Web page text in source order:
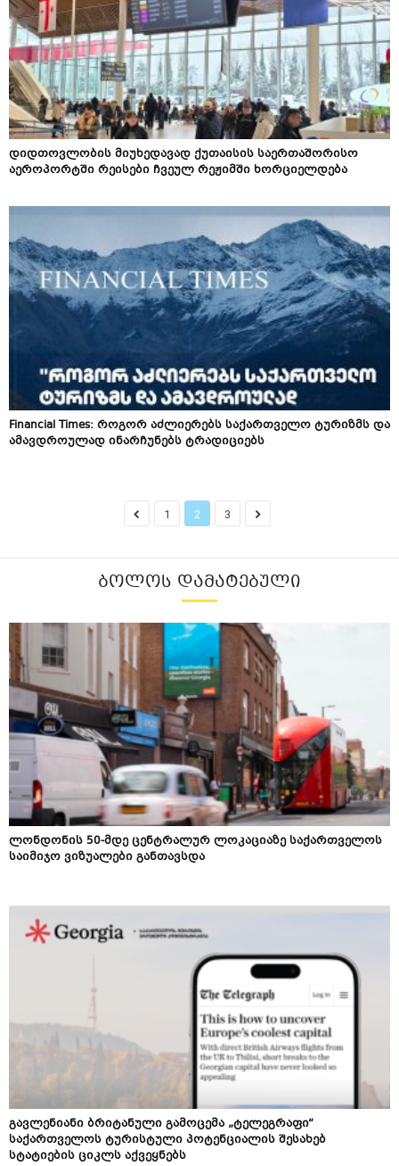
დიდთოვლობის მიუხედავად ქუთაისის საერთაშორისო
აეროპორტში რეისები ჩვეულ რეჟიმში ხორციელდება
Financial Times: როგორ აძლიერებს საქართველო ტურიზმს და
ამავდროულად ინარჩუნებს ტრადიციებს
1 2 3
ᲑᲝᲚᲝᲡ ᲓᲐᲛᲐᲢᲔᲑᲣᲚᲘ
ლონდონის 50-მდე ცენტრალურ ლოკაციაზე საქართველოს
საიმიჯო ვიზუალები განთავსდა
გავლენიანი ბრიტანული გამოცემა „ტელეგრაფი“
საქართველოს ტურისტული პოტენციალის შესახებ
სტატიების ციკლს აქვეყნებს